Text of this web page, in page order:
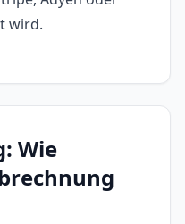
wird.
Wie